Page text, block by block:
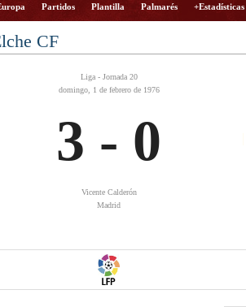
Partidos Plantilla Palmarés +Estadísticas
CF
Liga - Jornada 20
domingo, 1 de febrero de 1976
3 - 0
Vicente Calderón
Madrid